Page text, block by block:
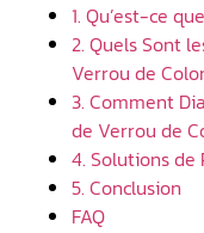
1. Qu’est-ce
2. Quels Sont
Verrou de
3. Comment
de Verrou de
4. Solutions
5. Conclusion
FAQ